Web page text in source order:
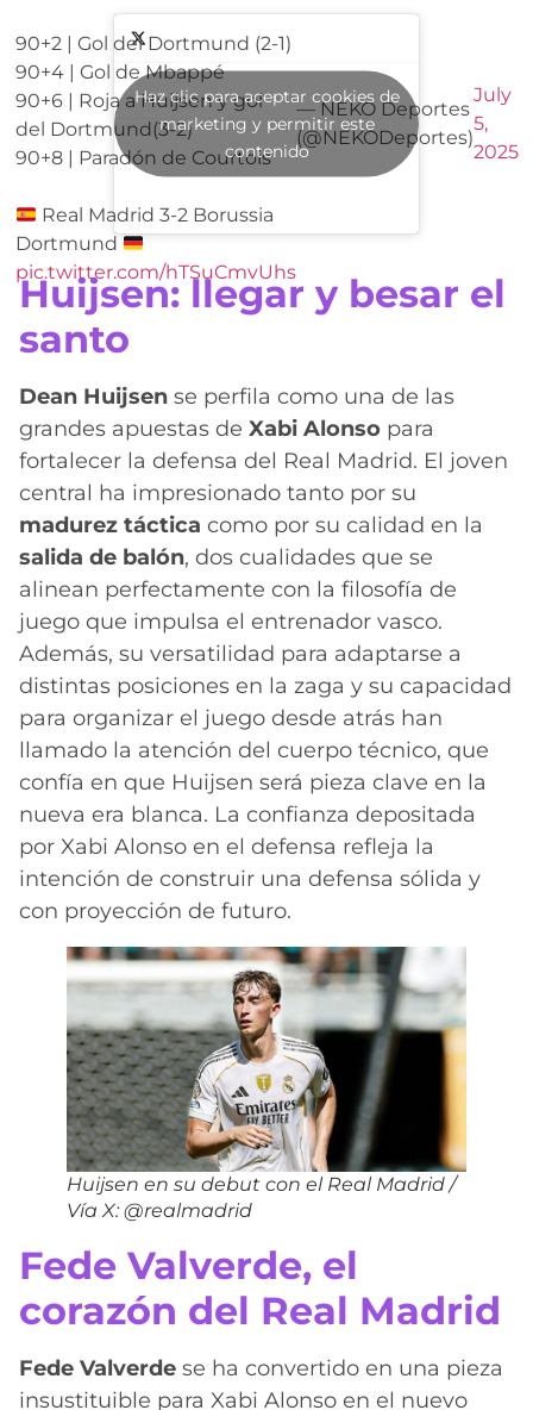
90+2 | Gol del Dortmund (2-1)
90+4 | Gol de Mbappé
90+6 | Roja a Huijsen y gol
del Dortmund(3-2)
90+8 | Paradón de Courtois
Real Madrid 3-2 Borussia
Dortmund
pic.twitter.com/hTSuCmvUhs
— NEKO Deportes
(@NEKODeportes)
July
5,
2025
Haz clic para aceptar cookies de
marketing y permitir este
contenido
Huijsen: llegar y besar el
santo
Dean Huijsen se perfila como una de las
grandes apuestas de Xabi Alonso para
fortalecer la defensa del Real Madrid. El joven
central ha impresionado tanto por su
madurez táctica como por su calidad en la
salida de balón, dos cualidades que se
alinean perfectamente con la filosofía de
juego que impulsa el entrenador vasco.
Además, su versatilidad para adaptarse a
distintas posiciones en la zaga y su capacidad
para organizar el juego desde atrás han
llamado la atención del cuerpo técnico, que
confía en que Huijsen será pieza clave en la
nueva era blanca. La confianza depositada
por Xabi Alonso en el defensa refleja la
intención de construir una defensa sólida y
con proyección de futuro.
Huijsen en su debut con el Real Madrid /
Vía X: @realmadrid
Fede Valverde, el
corazón del Real Madrid
Fede Valverde se ha convertido en una pieza
insustituible para Xabi Alonso en el nuevo